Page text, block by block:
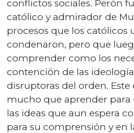
conflictos sociales. Perón
católico y admirador de
procesos que los católicos
condenaron, pero que
comprender como los
contención de las
disruptoras del orden. Este
mucho que aprender para
las ideas que aun espera
para su comprensión y en